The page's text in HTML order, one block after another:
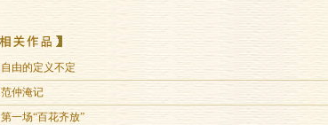
自由的定义不定
范仲淹记
第一场“百花齐放”